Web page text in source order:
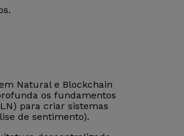
Natural e Blockchain
os fundamentos
para criar sistemas
de sentimento).